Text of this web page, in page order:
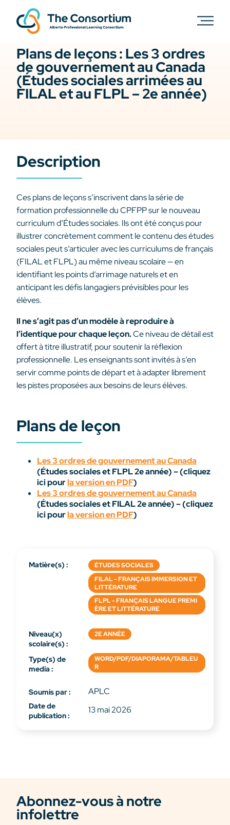
Plans de leçons : Les 3 ordres
de gouvernement au Canada
(Études sociales arrimées au
FILAL et au FLPL – 2e année)
Description
Ces plans de leçons s’inscrivent dans la série de
formation professionnelle du CPFPP sur le nouveau
curriculum d’Études sociales. Ils ont été conçus pour
illustrer concrètement comment le contenu des études
sociales peut s’articuler avec les curriculums de français
(FILAL et FLPL) au même niveau scolaire — en
identifiant les points d’arrimage naturels et en
anticipant les défis langagiers prévisibles pour les
élèves.
Il ne s’agit pas d’un modèle à reproduire à
l’identique pour chaque leçon.Ce niveau de détail est
offert à titre illustratif, pour soutenir la réflexion
professionnelle. Les enseignants sont invités à s’en
servir comme points de départ et à adapter librement
les pistes proposées aux besoins de leurs élèves.
Plans de leçon
Les 3 ordres de gouvernement au Canada
(Études sociales et FLPL 2e année) – (cliquez
ici pourla version en PDF)
Les 3 ordres de gouvernement au Canada
(Études sociales et FILAL 2e année) – (cliquez
ici pourla version en PDF)
Matière(s) :
ÉTUDES SOCIALES
FILAL - FRANÇAIS IMMERSION ET
LITTÉRATURE
FLPL - FRANÇAIS LANGUE PREMI
ÈRE ET LITTÉRATURE
Niveau(x)
scolaire(s) :
2E ANNÉE
Type(s) de
media :
WORD/PDF/DIAPORAMA/TABLEU
R
Soumis par : APLC
Date de
publication :
13 mai 2026
Abonnez-vous à notre
infolettre